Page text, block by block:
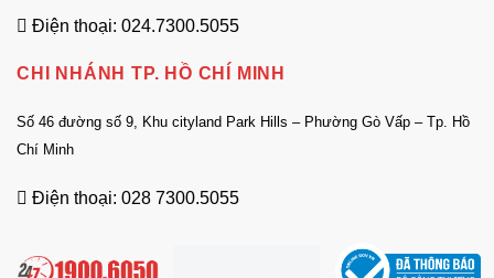
Điện thoại: 024.7300.5055
CHI NHÁNH TP. HỒ CHÍ MINH
Số 46 đường số 9, Khu cityland Park Hills – Phường Gò Vấp – Tp. Hồ
Chí Minh
Điện thoại: 028 7300.5055